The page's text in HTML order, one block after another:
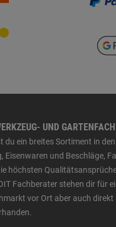
UND
du ein breites Sortiment in
Eisenwaren und Beschläge,
höchsten
Fachberater stehen dir für
vor Ort aber auch